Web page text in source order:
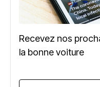
Recevez nos
la bonne voiture